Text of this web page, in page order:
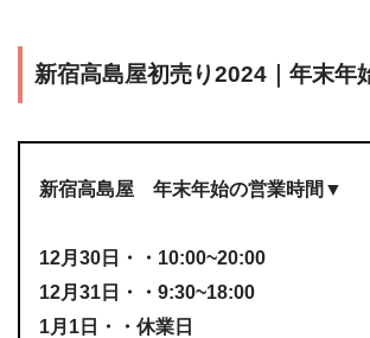
新宿高島屋初売り2024｜年末年
新宿高島屋 年末年始の営業時間▼
12月30日・・10:00~20:00
12月31日・・9:30~18:00
1月1日・・休業日